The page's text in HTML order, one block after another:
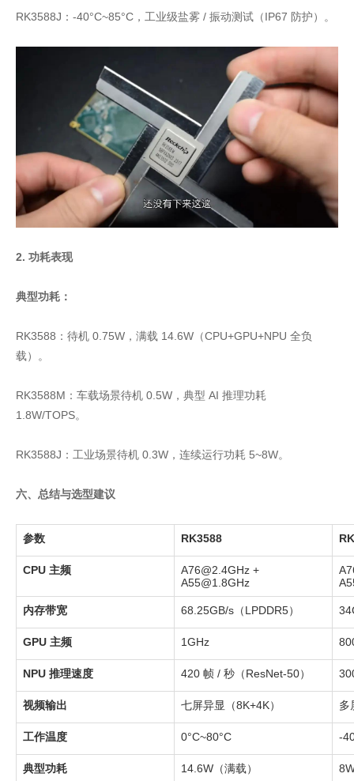
RK3588J：-40°C~85°C，工业级盐雾 / 振动测试（IP67 防护）。
2. 功耗表现
典型功耗：
RK3588：待机 0.75W，满载 14.6W（CPU+GPU+NPU 全负
载）。
RK3588M：车载场景待机 0.5W，典型 AI 推理功耗
1.8W/TOPS。
RK3588J：工业场景待机 0.3W，连续运行功耗 5~8W。
六、总结与选型建议
参数 RK3588
CPU 主频
A76@2.4GHz +
A55@1.8GHz
内存带宽 68.25GB/s（LPDDR5）
GPU 主频 1GHz
NPU 推理速度 420 帧 / 秒（ResNet-50）
视频输出 七屏异显（8K+4K） 多
工作温度 0°C~80°C -
典型功耗 14.6W（满载）